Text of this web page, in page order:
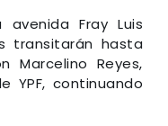
Fray Luis
transitarán hasta
Marcelino Reyes,
YPF, continuando